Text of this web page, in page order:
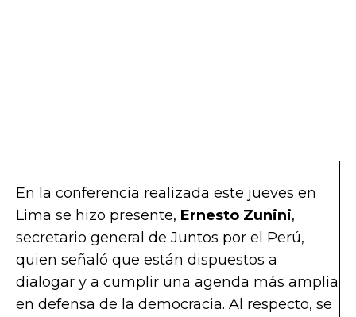
En la conferencia realizada este jueves en
Lima se hizo presente, Ernesto Zunini,
secretario general de Juntos por el Perú,
quien señaló que están dispuestos a
dialogar y a cumplir una agenda más amplia
en defensa de la democracia. Al respecto, se